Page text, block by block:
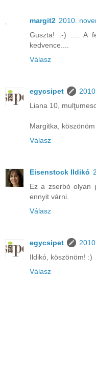
margit2 2010.
Guszta! :-) .... A
kedvence....
Válasz
egycsipet
Liana 10,
Margitka,
Válasz
Eisenstock Ildikó
Ez a zserbó olyan
ennyit várni.
Válasz
egycsipet
Ildikó, köszönöm! :)
Válasz